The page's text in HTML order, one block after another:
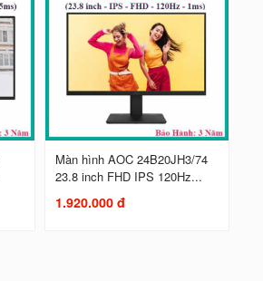
Màn hình AOC 24B20JH3/74
23.8 inch FHD IPS 120Hz...
1.920.000 đ